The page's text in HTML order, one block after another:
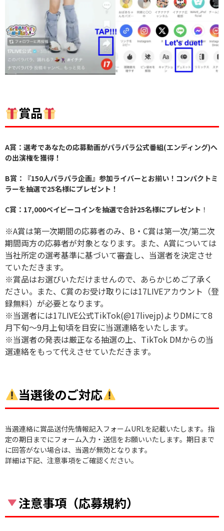
賞品
A賞：選考であなたの応募動画がパラパラ公式番組(エンディング)へ
の出演権を獲得！
B賞：『150人パラパラ企画』参加ライバーとお揃い！コンパクトミ
ラーを抽選で25名様にプレゼント！
C賞：17,000ベイビーコインを抽選で合計25名様にプレゼント ！
※A賞は第一次期間の応募者のみ、B・C賞は第一次/第二次
期間両方の応募者が対象となります。また、A賞については
当社所定の選考基準に基づいて審査し、当選者を決定させ
ていただきます。
※賞品はお選びいただけませんので、あらかじめご了承く
ださい。また、C賞のお受け取りには17LIVEアカウント（登
録無料）が必要となります。
※当選者には17LIVE公式TikTok(@17livejp)よりDMにて8
月下旬〜9月上旬頃を目安に当選連絡をいたします。
※当選者の発表は厳正なる抽選の上、TikTok DMからの当
選連絡をもって代えさせていただきます。
当選後のご対応
当選連絡に賞品送付先情報記入フォームURLを記載いたします。指
定の期日までにフォーム入力・送信をお願いいたします。期日まで
に回答がない場合は、当選が無効となります。
詳細は下記、注意事項をご確認ください。
注意事項（応募規約）